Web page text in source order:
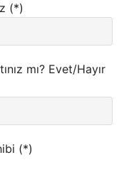
(*)
mı? Evet/Hayır
(*)